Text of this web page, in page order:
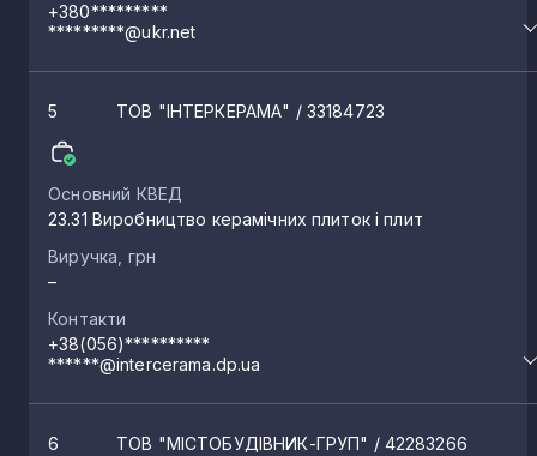
+380*********
*********@ukr.net
5 ТОВ "ІНТЕРКЕРАМА" / 33184723
Основний КВЕД
23.31 Виробництво керамічних плиток і плит
Виручка, грн
–
Контакти
+38(056)**********
******@intercerama.dp.ua
6 ТОВ "МІСТОБУДІВНИК-ГРУП" / 42283266